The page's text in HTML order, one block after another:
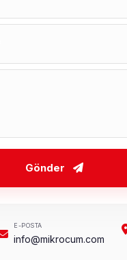
Gönder
E-POSTA
info@mikrocum.com